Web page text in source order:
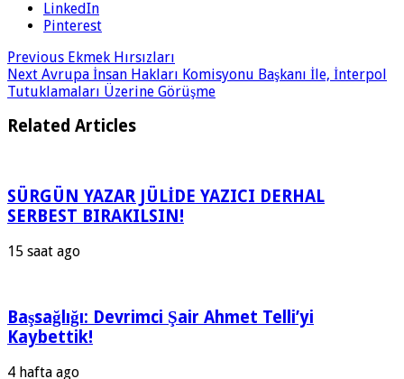
LinkedIn
Pinterest
Previous Ekmek Hırsızları
Next Avrupa İnsan Hakları Komisyonu Başkanı İle, İnterpol
Tutuklamaları Üzerine Görüşme
Related Articles
SÜRGÜN YAZAR JÜLİDE YAZICI DERHAL
SERBEST BIRAKILSIN!
15 saat ago
Başsağlığı: Devrimci Şair Ahmet Telli’yi
Kaybettik!
4 hafta ago